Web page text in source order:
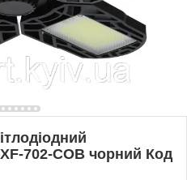
702-COB чорний Код